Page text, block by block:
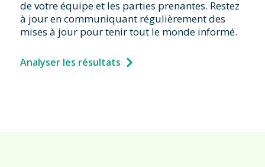
de votre équipe et les parties prenantes. Restez
à jour en communiquant régulièrement des
mises à jour pour tenir tout le monde informé.
Analyser les résultats